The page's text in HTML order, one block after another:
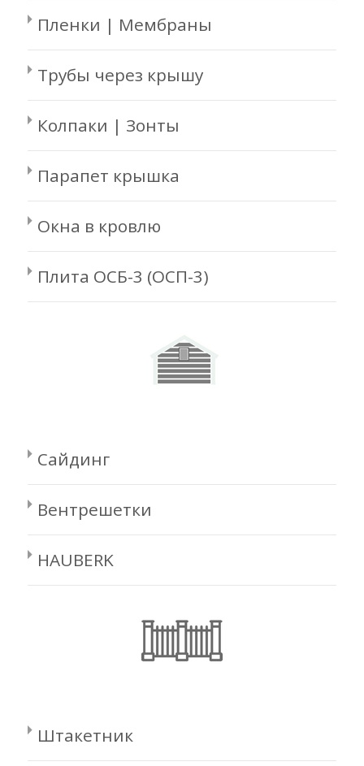
Пленки | Мембраны
Трубы через крышу
Колпаки | Зонты
Парапет крышка
Окна в кровлю
Плита ОСБ-3 (ОСП-3)
Сайдинг
Вентрешетки
HAUBERK
Штакетник